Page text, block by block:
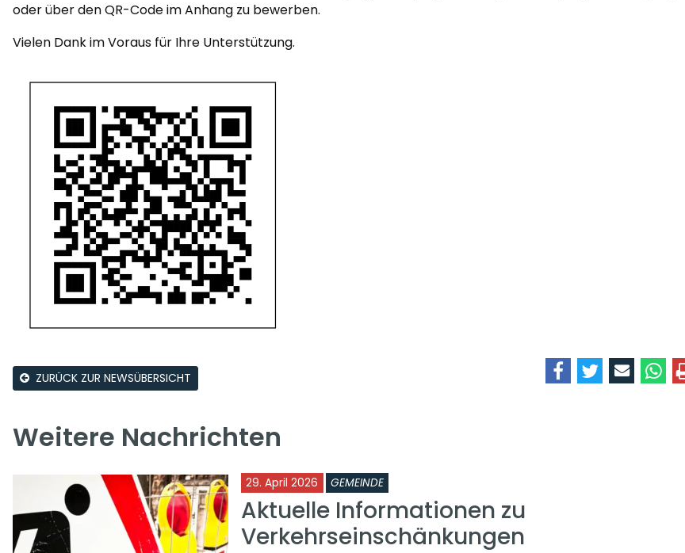
oder über den QR-Code im Anhang zu bewerben.
Vielen Dank im Voraus für Ihre Unterstützung.
ZURÜCK ZUR NEWSÜBERSICHT
Weitere Nachrichten
29. April 2026 GEMEINDE
Aktuelle Informationen zu
Verkehrseinschänkungen